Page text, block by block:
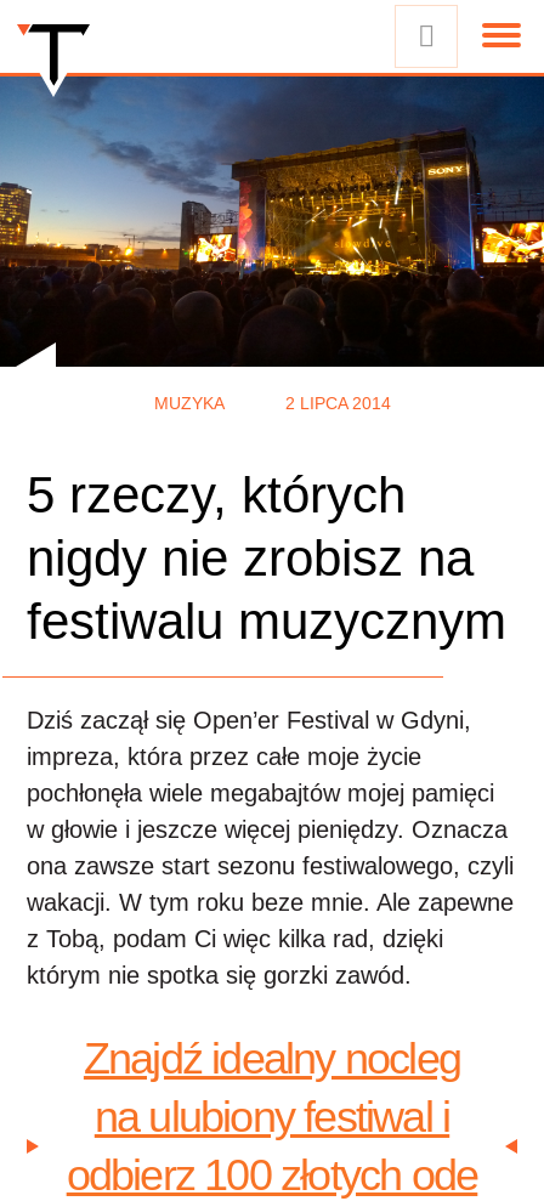
MUZYKA 2 LIPCA 2014
5 rzeczy, których
nigdy nie zrobisz na
festiwalu muzycznym
Dziś zaczął się Open’er Festival w Gdyni,
impreza, która przez całe moje życie
pochłonęła wiele megabajtów mojej pamięci
w głowie i jeszcze więcej pieniędzy. Oznacza
ona zawsze start sezonu festiwalowego, czyli
wakacji. W tym roku beze mnie. Ale zapewne
z Tobą, podam Ci więc kilka rad, dzięki
którym nie spotka się gorzki zawód.
Znajdź idealny nocleg
na ulubiony festiwal i
odbierz 100 złotych ode